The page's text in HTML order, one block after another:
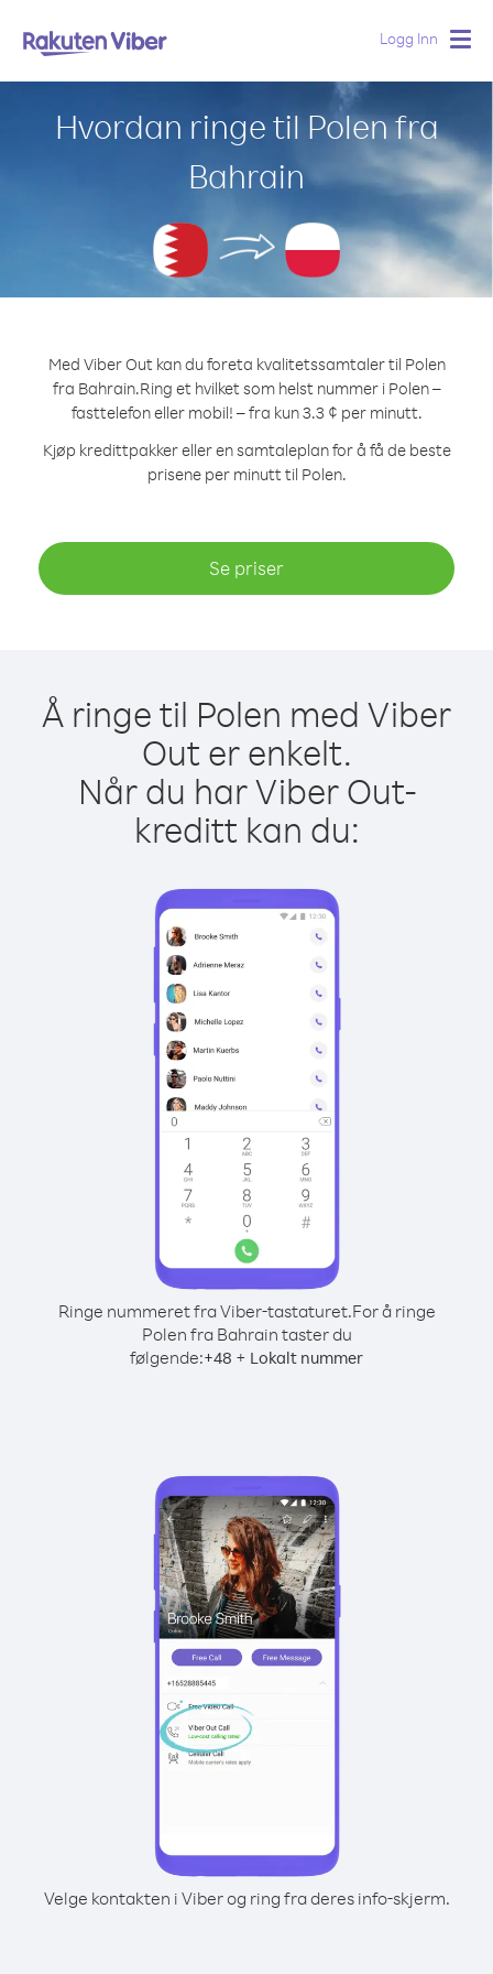
Logg Inn
Hvordan ringe til Polen fra
Bahrain
Med Viber Out kan du foreta kvalitetssamtaler til Polen
fra Bahrain.Ring et hvilket som helst nummer i Polen –
fasttelefon eller mobil! – fra kun 3.3 ¢ per minutt.
Kjøp kredittpakker eller en samtaleplan for å få de beste
prisene per minutt til Polen.
Se priser
Å ringe til Polen med Viber
Out er enkelt.
Når du har Viber Out-
kreditt kan du:
Ringe nummeret fra Viber-tastaturet.For å ringe
Polen fra Bahrain taster du
følgende:+48 + Lokalt nummer
Velge kontakten i Viber og ring fra deres info-skjerm.